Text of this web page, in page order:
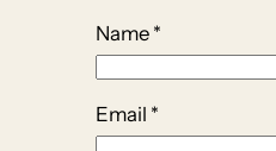
Name *
Email *